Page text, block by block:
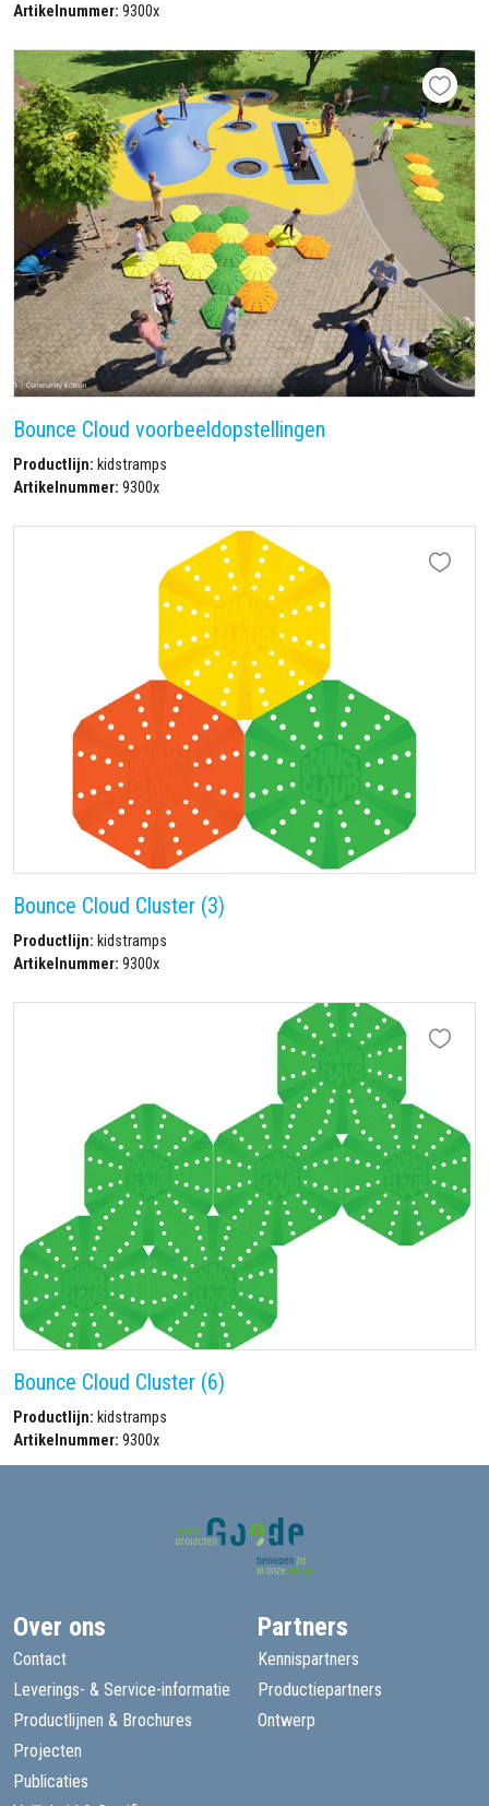
Artikelnummer: 9300x
Bounce Cloud voorbeeldopstellingen
Productlijn: kidstramps
Artikelnummer: 9300x
Bounce Cloud Cluster (3)
Productlijn: kidstramps
Artikelnummer: 9300x
Bounce Cloud Cluster (6)
Productlijn: kidstramps
Artikelnummer: 9300x
Over ons
Contact
Leverings- & Service-informatie
Productlijnen & Brochures
Projecten
Publicaties
Partners
Kennispartners
Productiepartners
Ontwerp